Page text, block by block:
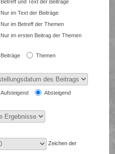
Betreff und Text der Beiträge
Nur im Text der Beiträge
Nur im Betreff der Themen
Nur im ersten Beitrag der Themen
Beiträge Themen
Aufsteigend
Absteigend
Zeichen der